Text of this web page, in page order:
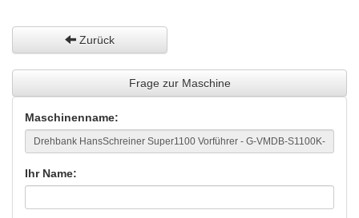
Zurück
Frage zur Maschine
Maschinenname:
Ihr Name: